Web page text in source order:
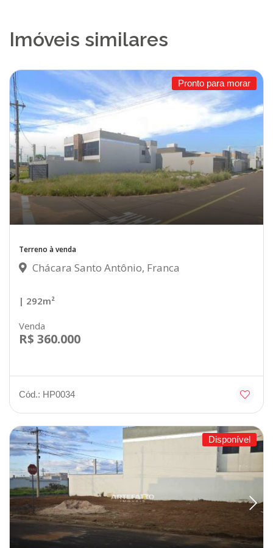
Imóveis similares
Pronto para morar
Terreno à venda
Chácara Santo Antônio, Franca
| 292m²
Venda
R$ 360.000
Cód.: HP0034
Disponível